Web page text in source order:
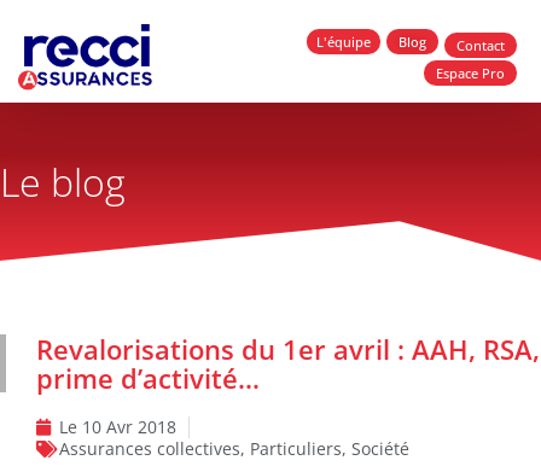
L'équipe Blog
Contact
Espace Pro
Le blog
Revalorisations du 1er avril : AAH, RSA,
prime d’activité…
Le 10 Avr 2018
Assurances collectives, Particuliers, Société